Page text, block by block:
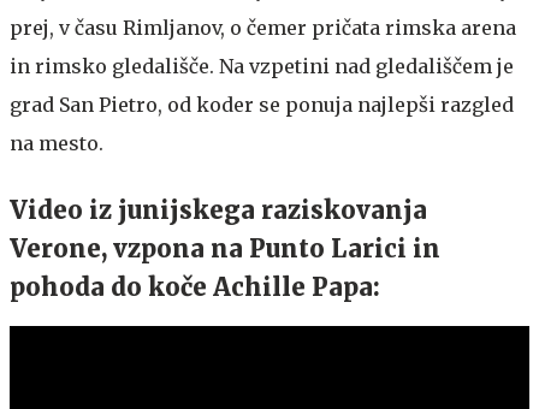
prej, v času Rimljanov, o čemer pričata rimska arena
in rimsko gledališče. Na vzpetini nad gledališčem je
grad San Pietro, od koder se ponuja najlepši razgled
na mesto.
Video iz junijskega raziskovanja
Verone, vzpona na Punto Larici in
pohoda do koče Achille Papa: